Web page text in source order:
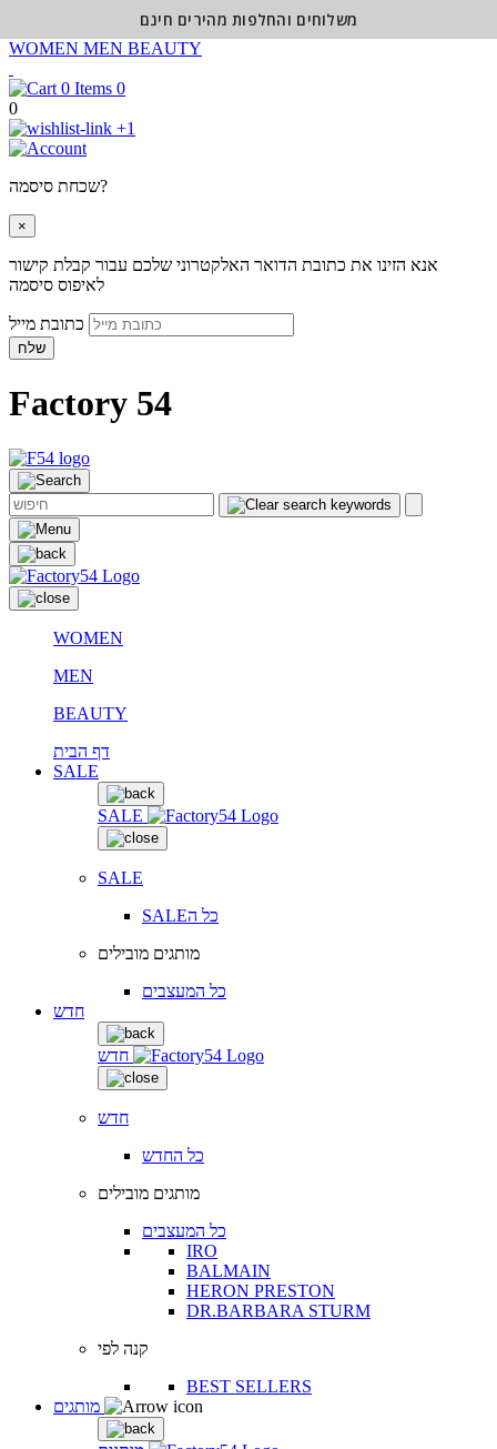
WOMEN MEN BEAUTY
0
0
+1
שכחת סיסמה?
×
אנא הזינו את כתובת הדואר האלקטרוני שלכם עבור קבלת קישור
לאיפוס סיסמה
שלח
Factory 54
WOMEN
MEN
BEAUTY
דף הבית
SALE
SALE
SALE
SALEכל ה
מותגים מובילים
כל המעצבים
חדש
חדש
חדש
כל החדש
מותגים מובילים
כל המעצבים
IRO
BALMAIN
HERON PRESTON
DR.BARBARA STURM
קנה לפי
BEST SELLERS
משלוחים והחלפות מהירים חינם